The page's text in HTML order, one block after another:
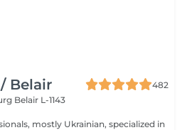
Belair
482
Belair L-1143
mostly Ukrainian, specialized in